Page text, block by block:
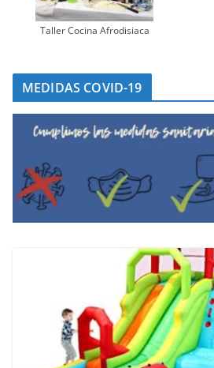
Taller Cocina Afrodisiaca
MEDIDAS COVID-19